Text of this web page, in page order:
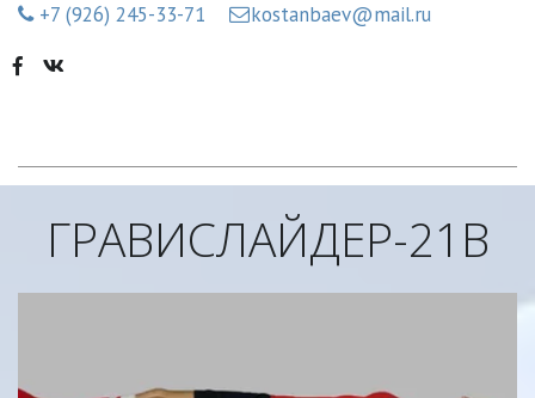
+7 (926) 245-33-71 kostanbaev@mail.ru
ГРАВИСЛАЙДЕР-21В